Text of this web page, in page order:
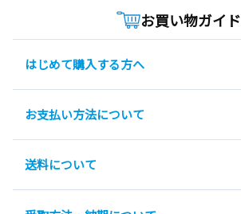
お買い物ガイド
はじめて購入する方へ
お支払い方法について
送料について